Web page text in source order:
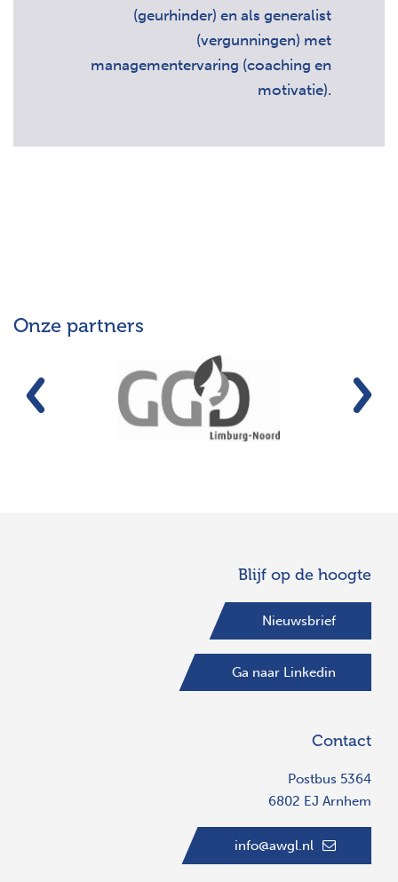
(geurhinder) en als generalist
(vergunningen) met
managementervaring (coaching en
motivatie).
Onze partners
Blijf op de hoogte
Nieuwsbrief
Ga naar Linkedin
Contact
Postbus 5364
6802 EJ Arnhem
info@awgl.nl